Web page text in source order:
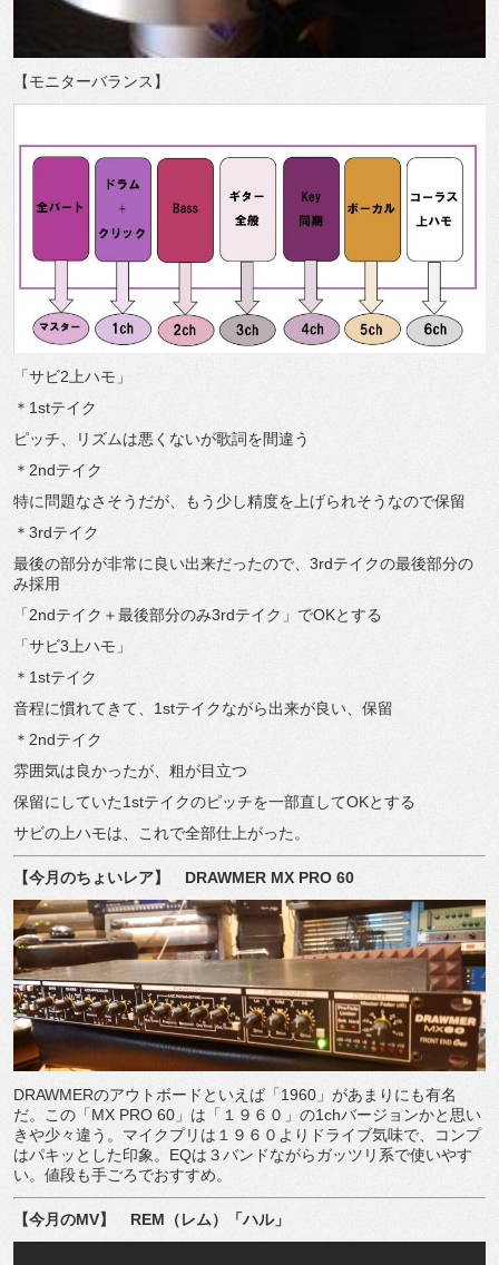
【モニターバランス】
「サビ2 上ハモ」
＊ 1stテイク
ピッチ、リズムは悪くないが歌詞を間違う
＊ 2ndテイク
特に問題なさそうだが、もう少し精度を上げられそうなので保留
＊ 3rdテイク
最後の部分が非常に良い出来だったので、 3rdテイクの最後部分の
み採用
「2ndテイク＋最後部分のみ3rdテイク」でOKとする
「サビ3 上ハモ」
＊ 1stテイク
音程に慣れてきて、 1stテイクながら出来が良い、保留
＊ 2ndテイク
雰囲気は良かったが、粗が目立つ
保留にしていた1stテイクのピッチを一部直してOKとする
サビの上ハモは、これで全部仕上がった。
【今月のちょいレア】 DRAWMER MX PRO 60
DRAWMERのアウトボードといえば「1960 」があまりにも有名
だ。この「MX PRO 60 」は「１９６０」の1chバージョンかと思い
きや少々違う。マイクプリは１９６０よりドライブ気味で、コンプ
はパキッとした印象。 EQは３バンドながらガッツリ系で使いやす
い。値段も手ごろでおすすめ。
【今月のMV】 REM （レム）「ハル」